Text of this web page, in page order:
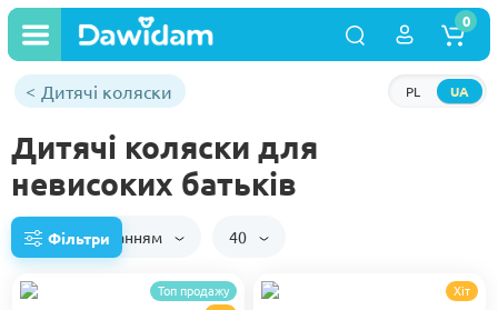
PL UA
0
Дитячі коляски
Дитячі коляски для
невисоких батьків
Фільтри
За замовчуванням 40
Топ продажу
Хіт